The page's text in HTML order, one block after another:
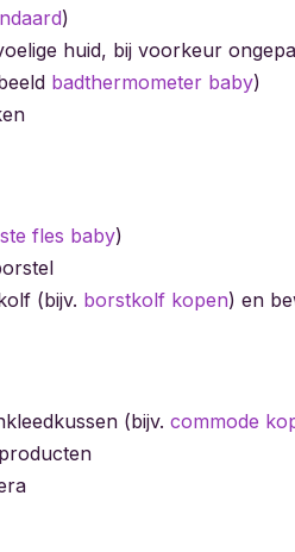
)
huid, bij voorkeur
badthermometer baby)
fles baby)
(bijv. borstkolf kopen) en
(bijv. commode